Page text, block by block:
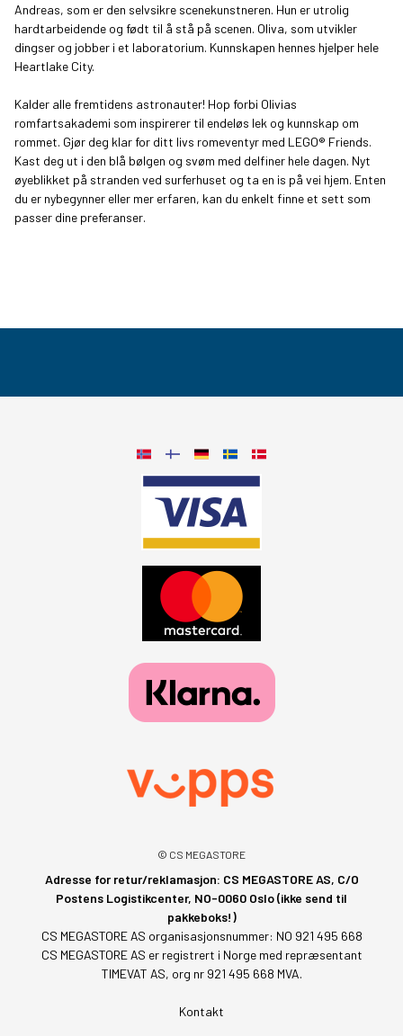
Andreas, som er den selvsikre scenekunstneren. Hun er utrolig
hardtarbeidende og født til å stå på scenen. Oliva, som utvikler
dingser og jobber i et laboratorium. Kunnskapen hennes hjelper hele
Heartlake City.
Kalder alle fremtidens astronauter! Hop forbi Olivias
romfartsakademi som inspirerer til endeløs lek og kunnskap om
rommet. Gjør deg klar for ditt livs romeventyr med LEGO® Friends.
Kast deg ut i den blå bølgen og svøm med delfiner hele dagen. Nyt
øyeblikket på stranden ved surferhuset og ta en is på vei hjem. Enten
du er nybegynner eller mer erfaren, kan du enkelt finne et sett som
passer dine preferanser.
© CS MEGASTORE
Adresse for retur/reklamasjon: CS MEGASTORE AS, C/O
Postens Logistikcenter, NO-0060 Oslo (ikke send til
pakkeboks!)
CS MEGASTORE AS organisasjonsnummer: NO 921 495 668
CS MEGASTORE AS er registrert i Norge med repræsentant
TIMEVAT AS, org nr 921 495 668 MVA.
Kontakt